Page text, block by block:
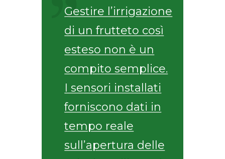
Gestire l’irrigazione
di un frutteto così
esteso non è un
compito semplice.
I sensori installati
forniscono dati in
tempo reale
sull’apertura delle